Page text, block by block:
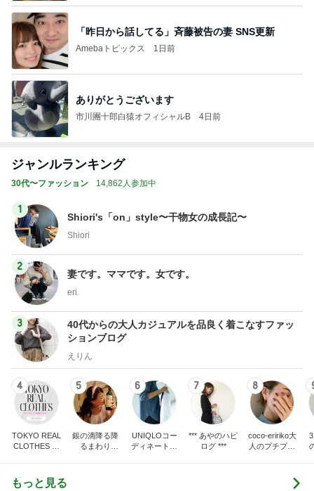
「昨日から話してる」斉藤被告の妻 SNS更新
Amebaトピックス 1日前
ありがとうございます
市川團十郎白猿オフィシャルB 4日前
ジャンルランキング
30代〜ファッション 14,862人参加中
1
Shiori's「on」style〜干物女の成長記〜
Shiori
2
妻です。ママです。女です。
eri.
3
40代からの大人カジュアルを品良く着こなすファッ
ションブログ
えりん
4
TOKYO REAL
CLOTHES 大
5
銀の滴降る降
るまわり
6
UNIQLOコー
ディネート日
7
*** あやのハピ
ログ ***
8
coco-eririko大
人のプチプラ
もっと見る